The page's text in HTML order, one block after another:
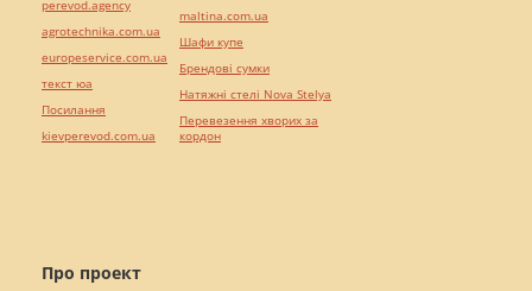
Про проект
perevod.agency
agrotechnika.com.ua
europeservice.com.ua
текст юа
Посилання
kievperevod.com.ua
maltina.com.ua
Шафи купе
Брендові сумки
Натяжні стелі Nova Stelya
Перевезення хворих за
кордон